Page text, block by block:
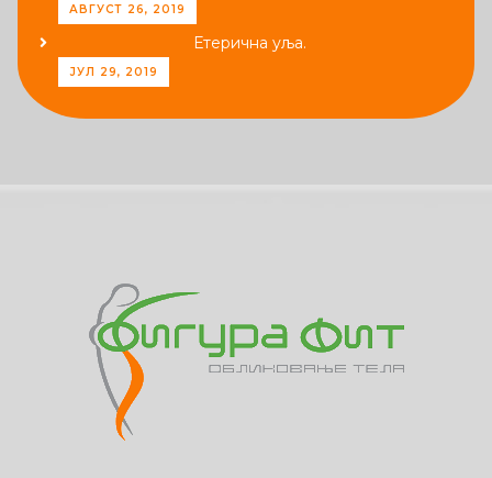
АВГУСТ 26, 2019
Етерична уља.
ЈУЛ 29, 2019